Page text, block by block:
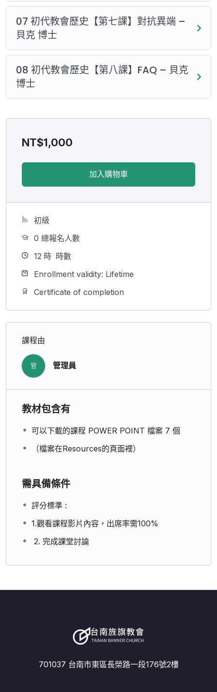
07 初代教會歷史【第七課】對抗異端 –
貝克 博士
08 初代教會歷史【第八課】FAQ – 貝克
博士
NT$1,000
加入購物車
初級
0 總報名人數
12 時 時數
Enrollment validity: Lifetime
Certificate of completion
課程由
管 管理員
教材包含有
可以下載的課程 POWER POINT 檔案 7 個
（檔案在Resources的頁面裡）
需具備條件
評分標準 :
1.觀看課程影片內容，出席率需100%
2. 完成課堂討論
701037 台南市東區長榮路一段176號2樓